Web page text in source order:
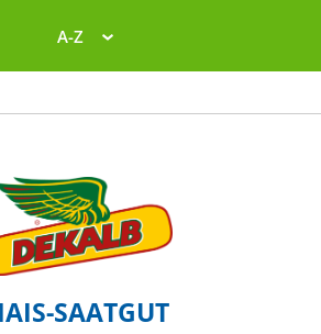
A-Z
SAATGUT